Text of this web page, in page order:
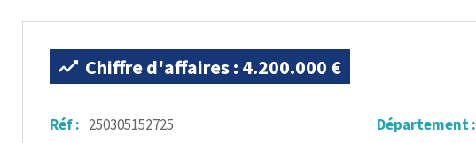
Chiffre d'affaires : 4.200.000 €
Réf : 250305152725 Département :